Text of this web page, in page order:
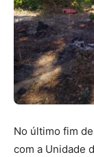
No último fim
com a Unidade